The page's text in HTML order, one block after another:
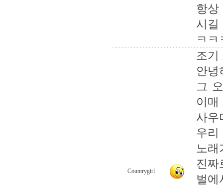
항상
시길
ㅋㅋ
Countrygirl
조기
안녕
그
이매
사우
우리
노
진짜
벌에